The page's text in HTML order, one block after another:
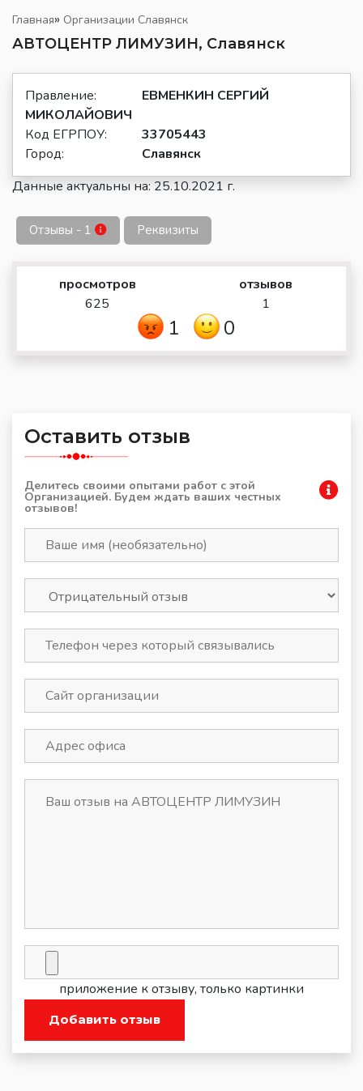
Главная» Организации Славянск
АВТОЦЕНТР ЛИМУЗИН, Славянск
Правление:
ЕВМЕНКИН СЕРГИЙ
МИКОЛАЙОВИЧ
Код ЕГРПОУ:
33705443
Город:
Славянск
Данные актуальны на: 25.10.2021 г.
Отзывы - 1 Реквизиты
просмотров
625
отзывов
1
1 0
Оставить отзыв
Делитесь своими опытами работ с этой
Организацией. Будем ждать ваших честных
отзывов!
приложение к отзыву, только картинки
Добавить отзыв